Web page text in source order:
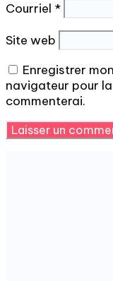
Courriel *
Site web
Enregistrer
navigateur pour
commenterai.